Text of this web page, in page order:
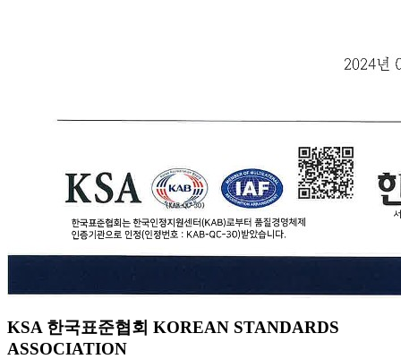
KSA 한국표준협회 KOREAN STANDARDS
ASSOCIATION